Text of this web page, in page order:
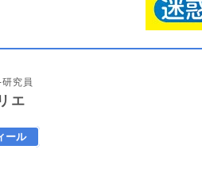
究員
エ
ール